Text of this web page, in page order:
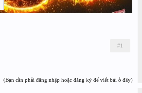
#1
(Bạn cần phải đăng nhập hoặc đăng ký để viết bài ở đây)